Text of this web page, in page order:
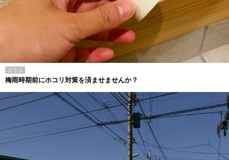
コラム
梅雨時期前にホコリ対策を済ませませんか？